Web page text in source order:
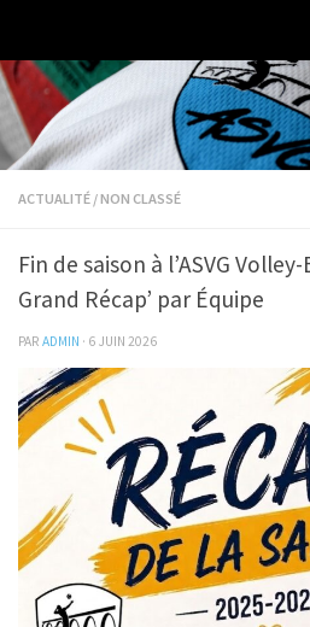
ACTUALITÉ /NON CLASSÉ
Fin de saison à l’ASVG
Grand Récap’ par Équipe
PAR ADMIN · 6 JUIN 2026